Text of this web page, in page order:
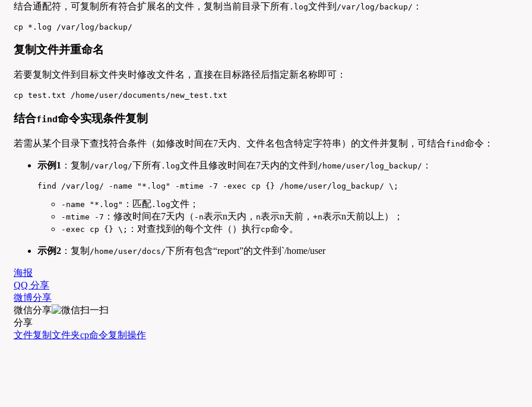
结合通配符，可复制所有符合扩展名的文件，复制当前目录下所有 .log文件到 /var/log/backup/ ：
cp *.log /var/log/backup/
复制文件并重命名
若要复制文件到目标文件夹时修改文件名，直接在目标路径后指定新名称即可：
cp test.txt /home/user/documents/new_test.txt
结合find命令实现条件复制
若需从某个目录下查找符合条件（如修改时间在7天内、文件名包含特定字符串）的文件并复制，可结合find命令：
示例1 ：复制 /var/log/下所有 .log文件且修改时间在7天内的文件到 /home/user/log_backup/ ：
find /var/log/ -name "*.log" -mtime -7 -exec cp {} /home/user/log_backup/ \;
-name "*.log" ：匹配 .log文件；
-mtime -7 ：修改时间在7天内（ -n表示n天内， n表示n天前， +n表示n天前以上）；
-exec cp {} \; ：对查找到的每个文件（）执行cp命令。
示例2 ：复制 /home/user/docs/下所有包含“report”的文件到`/home/user
海报
QQ 分享
微博分享
微信分享
分享
文件复制 文件夹cp命令复制操作